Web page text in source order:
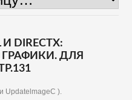
DIRECTX:
ДЛЯ
UpdatelmageC ).